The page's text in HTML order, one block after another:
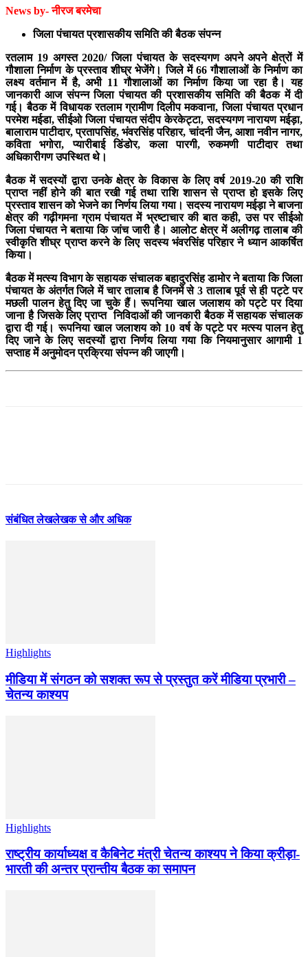
News by- नीरज बरमेचा
जिला पंचायत प्रशासकीय समिति की बैठक संपन्न
रतलाम 19 अगस्त 2020/ जिला पंचायत के सदस्यगण अपने अपने क्षेत्रों में
गौशाला निर्माण के प्रस्ताव शीघ्र भेजेंगे। जिले में 66 गौशालाओं के निर्माण का
लक्ष्य वर्तमान में है, अभी 11 गौशालाओं का निर्माण किया जा रहा है। यह
जानकारी आज संपन्न जिला पंचायत की प्रशासकीय समिति की बैठक में दी
गई। बैठक में विधायक रतलाम ग्रामीण दिलीप मकवाना, जिला पंचायत प्रधान
परमेश मईडा, सीईओ जिला पंचायत संदीप केरकेट्टा, सदस्यगण नारायण मईड़ा,
बालाराम पाटीदार, प्रतापसिंह, भंवरसिंह परिहार, चांदनी जैन, आशा नवीन नागर,
कविता भगोरा, प्यारीबाई डिंडोर, कला पारगी, रुकमणी पाटीदार तथा
अधिकारीगण उपस्थित थे।
बैठक में सदस्यों द्वारा उनके क्षेत्र के विकास के लिए वर्ष 2019-20 की राशि
प्राप्त नहीं होने की बात रखी गई तथा राशि शासन से प्राप्त हो इसके लिए
प्रस्ताव शासन को भेजने का निर्णय लिया गया। सदस्य नारायण मईड़ा ने बाजना
क्षेत्र की गढ़ीगमना ग्राम पंचायत में भ्रष्टाचार की बात कही, उस पर सीईओ
जिला पंचायत ने बताया कि जांच जारी है। आलोट क्षेत्र में अलीगढ़ तालाब की
स्वीकृति शीघ्र प्राप्त करने के लिए सदस्य भंवरसिंह परिहार ने ध्यान आकर्षित
किया।
बैठक में मत्स्य विभाग के सहायक संचालक बहादुरसिंह डामोर ने बताया कि जिला
पंचायत के अंतर्गत जिले में चार तालाब है जिनमें से 3 तालाब पूर्व से ही पट्टे पर
मछली पालन हेतु दिए जा चुके हैं। रूपनिया खाल जलाशय को पट्टे पर दिया
जाना है जिसके लिए प्राप्त निविदाओं की जानकारी बैठक में सहायक संचालक
द्वारा दी गई। रूपनिया खाल जलाशय को 10 वर्ष के पट्टे पर मत्स्य पालन हेतु
दिए जाने के लिए सदस्यों द्वारा निर्णय लिया गया कि नियमानुसार आगामी 1
सप्ताह में अनुमोदन प्रक्रिया संपन्न की जाएगी।
संबंधित लेखलेखक से और अधिक
Highlights
मीडिया में संगठन को सशक्त रूप से प्रस्तुत करें मीडिया प्रभारी –
चेतन्य काश्यप
Highlights
राष्ट्रीय कार्याध्यक्ष व कैबिनेट मंत्री चेतन्य काश्यप ने किया क्रीड़ा-
भारती की अन्तर प्रान्तीय बैठक का समापन